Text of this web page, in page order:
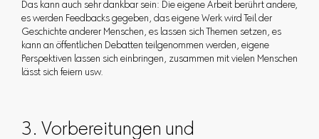
Das kann auch sehr dankbar sein: Die eigene Arbeit berührt andere,
es werden Feedbacks gegeben, das eigene Werk wird Teil der
Geschichte anderer Menschen, es lassen sich Themen setzen, es
kann an öffentlichen Debatten teilgenommen werden, eigene
Perspektiven lassen sich einbringen, zusammen mit vielen Menschen
lässt sich feiern usw.
3. Vorbereitungen und